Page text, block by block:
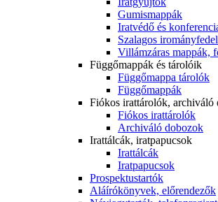
Gumismappák
Iratvédő és
Szalagos
Villámzáras mappák,
Függőmappák és tárolóik
Függőmappa tárolók
Függőmappák
Fiókos irattárolók, archiváló
Fiókos irattárolók
Archiváló dobozok
Irattálcák, iratpapucsok
Irattálcák
Iratpapucsok
Prospektustartók
Aláírókönyvek, előrendezők